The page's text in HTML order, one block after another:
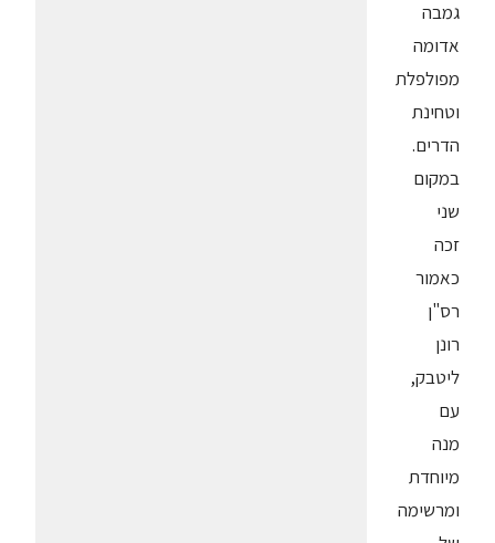
גמבה
אדומה
מפולפלת
וטחינת
הדרים.
במקום
שני
זכה
כאמור
רס"ן
רונן
ליטבק,
עם
מנה
מיוחדת
ומרשימה